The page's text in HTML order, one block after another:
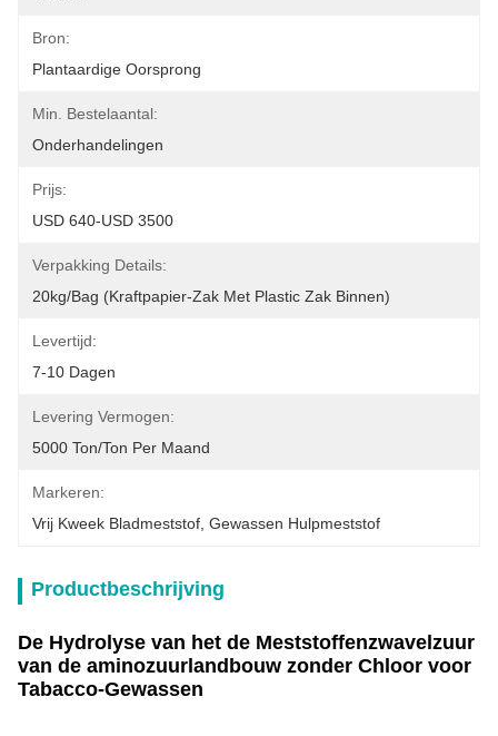
Bron:
Plantaardige Oorsprong
Min. Bestelaantal:
Onderhandelingen
Prijs:
USD 640-USD 3500
Verpakking Details:
20kg/bag (kraftpapier-Zak Met Plastic Zak Binnen)
Levertijd:
7-10 Dagen
Levering Vermogen:
5000 Ton/Ton Per Maand
Markeren:
Vrij Kweek Bladmeststof Gewassen Hulpmeststof
Productbeschrijving
De Hydrolyse van het de Meststoffenzwavelzuur
van de aminozuurlandbouw zonder Chloor voor
Tabacco-Gewassen